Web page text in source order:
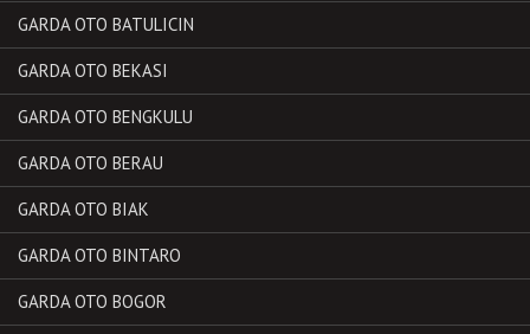
GARDA OTO BATULICIN
GARDA OTO BEKASI
GARDA OTO BENGKULU
GARDA OTO BERAU
GARDA OTO BIAK
GARDA OTO BINTARO
GARDA OTO BOGOR